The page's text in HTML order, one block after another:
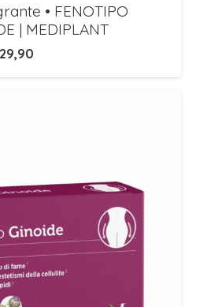
• FENOTIPO
| MEDIPLANT